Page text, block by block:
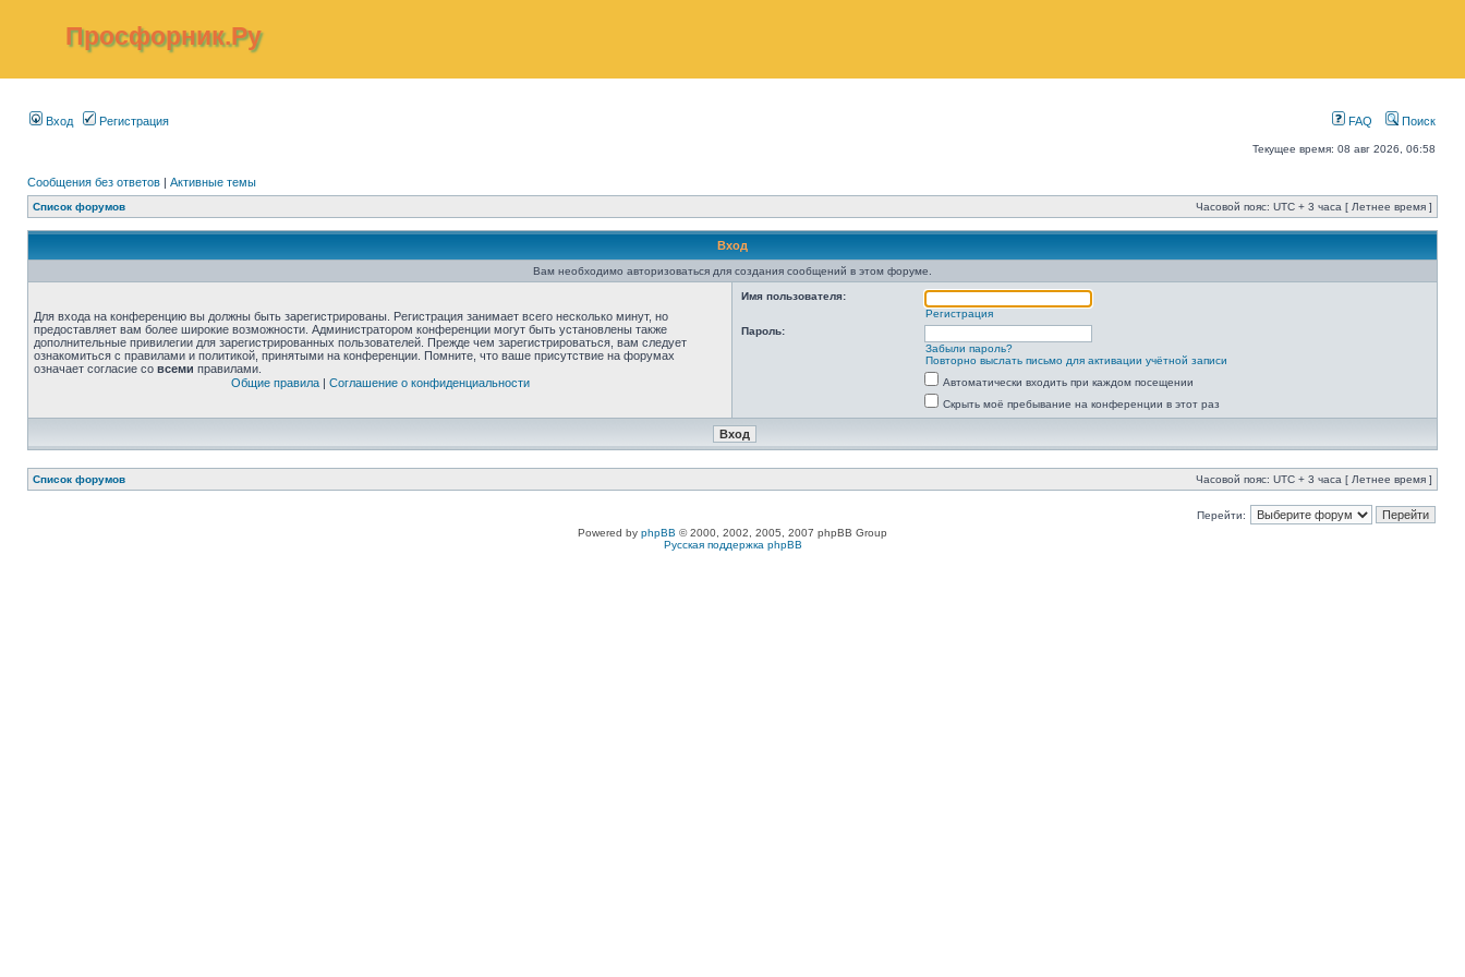
Просфорник.Ру
Вход Регистрация FAQ Поиск
Текущее время: 08 авг 2026, 06:58
Сообщения без ответов | Активные темы
Список форумов Часовой пояс: UTC + 3 часа [ Летнее время ]
Вход
Вам необходимо авторизоваться для создания сообщений в этом форуме.
Для входа на конференцию вы должны быть зарегистрированы. Регистрация занимает всего несколько минут, но
предоставляет вам более широкие возможности. Администратором конференции могут быть установлены также
дополнительные привилегии для зарегистрированных пользователей. Прежде чем зарегистрироваться, вам следует
ознакомиться с правилами и политикой, принятыми на конференции. Помните, что ваше присутствие на форумах
означает согласие со всеми правилами.
Общие правила| Соглашение о конфиденциальности
Имя пользователя:
Регистрация
Пароль:
Забыли пароль?
Повторно выслать письмо для активации учётной записи
Автоматически входить при каждом посещении
Скрыть моё пребывание на конференции в этот раз
Список форумов Часовой пояс: UTC + 3 часа [ Летнее время ]
Перейти:
Powered by phpBB © 2000, 2002, 2005, 2007 phpBB Group
Русская поддержка phpBB